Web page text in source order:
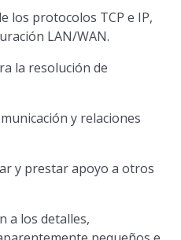
los protocolos TCP e IP,
LAN/WAN.
la resolución de
y relaciones
y prestar apoyo a otros
a los detalles,